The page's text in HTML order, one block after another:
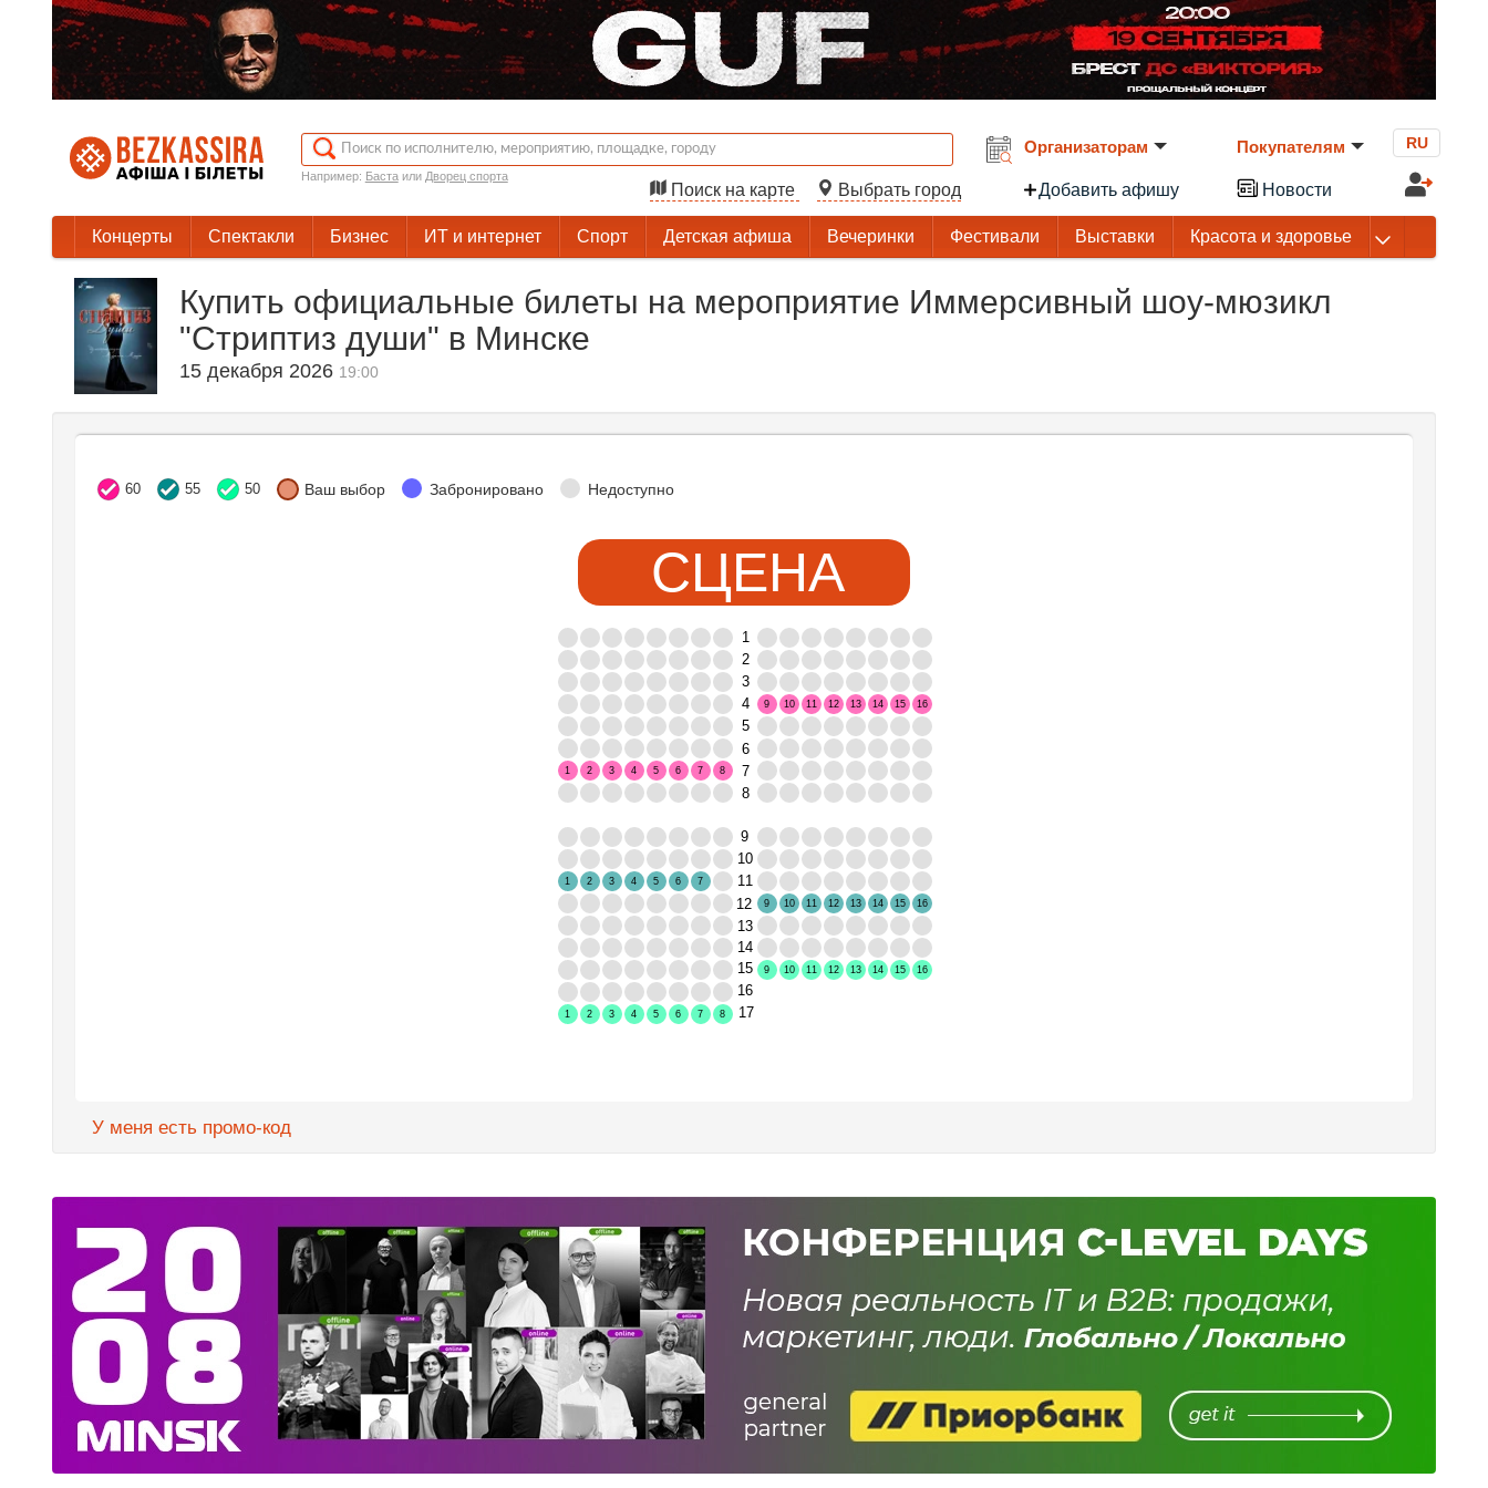
Например: Бастаили Дворец спорта
Поиск на карте Выбрать город
Организаторам
Добавить афишу
Покупателям
Новости
RU
Концерты Спектакли Бизнес ИТ и интернет Спорт Детская афиша Вечеринки Фестивали Выставки Красота и здоровье
Купить официальные билеты на мероприятие Иммерсивный шоу-мюзикл
"Стриптиз души" в Минске
15 декабря 2026 19:00
60 55 50 Ваш выбор Забронировано Недоступно
СЦЕНА
9 10 11 12 13 14 15 16
1 2 3 4 5 6 7 8
1 2 3 4 5 6
7
9
10 11 12 13 14 15 16
9 10 11 12 13 14 15 16
1 2 3 4 5 6 7 8
1
2
3
4
5
6
7
8
9
10
11
12
13
14
15
16
17
У меня есть промо-код